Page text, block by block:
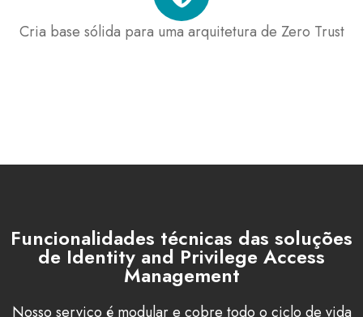
Cria base sólida para uma arquitetura de Zero Trust
Funcionalidades técnicas das soluções
de Identity and Privilege Access
Management
Nosso serviço é modular e cobre todo o ciclo de vida